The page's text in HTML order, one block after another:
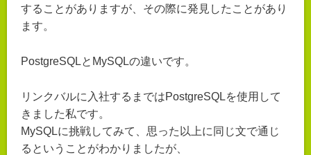
することがありますが、その際に発見したことがあり
ます。
PostgreSQLとMySQLの違いです。
リンクバルに入社するまではPostgreSQLを使用して
きました私です。
MySQLに挑戦してみて、思った以上に同じ文で通じ
るということがわかりましたが、